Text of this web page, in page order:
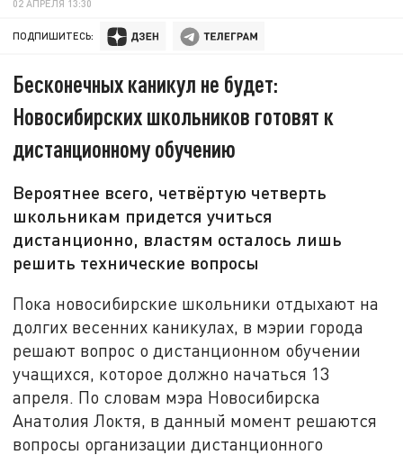
02 АПРЕЛЯ 13:30
ПОДПИШИТЕСЬ:
Бесконечных каникул не будет:
Новосибирских школьников готовят к
дистанционному обучению
Вероятнее всего, четвёртую четверть
школьникам придется учиться
дистанционно, властям осталось лишь
решить технические вопросы
Пока новосибирские школьники отдыхают на
долгих весенних каникулах, в мэрии города
решают вопрос о дистанционном обучении
учащихся, которое должно начаться 13
апреля. По словам мэра Новосибирска
Анатолия Локтя, в данный момент решаются
вопросы организации дистанционного